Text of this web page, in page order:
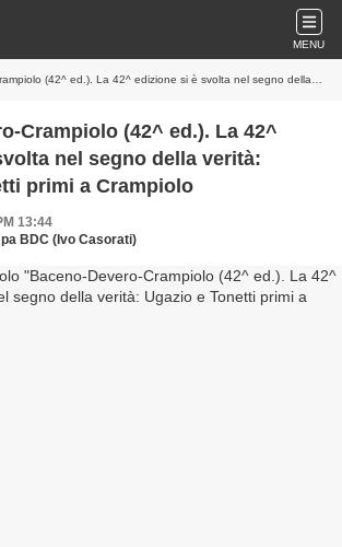
MENU
ed.). La 42^ edizione si è svolta nel segno della verità: Ugazio e Tonetti primi a Crampiolo
Crampiolo (42^ ed.). La 42^
nel segno della verità:
primi a Crampiolo
13:44
BDC (Ivo Casorati)